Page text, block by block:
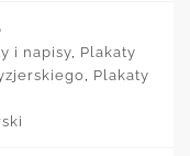
i napisy Plakaty
Plakaty